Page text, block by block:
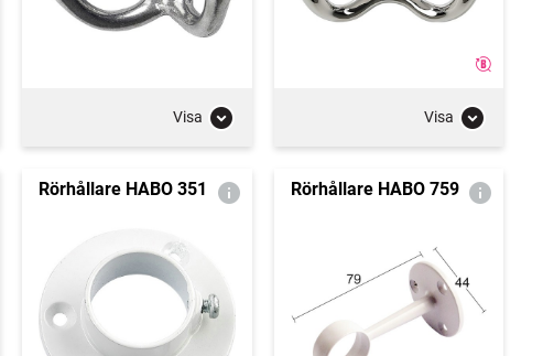
Visa Visa
Rörhållare HABO 351 Rörhållare HABO 759